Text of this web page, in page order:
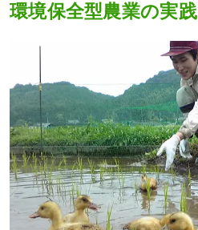
環境保全型農業の実践